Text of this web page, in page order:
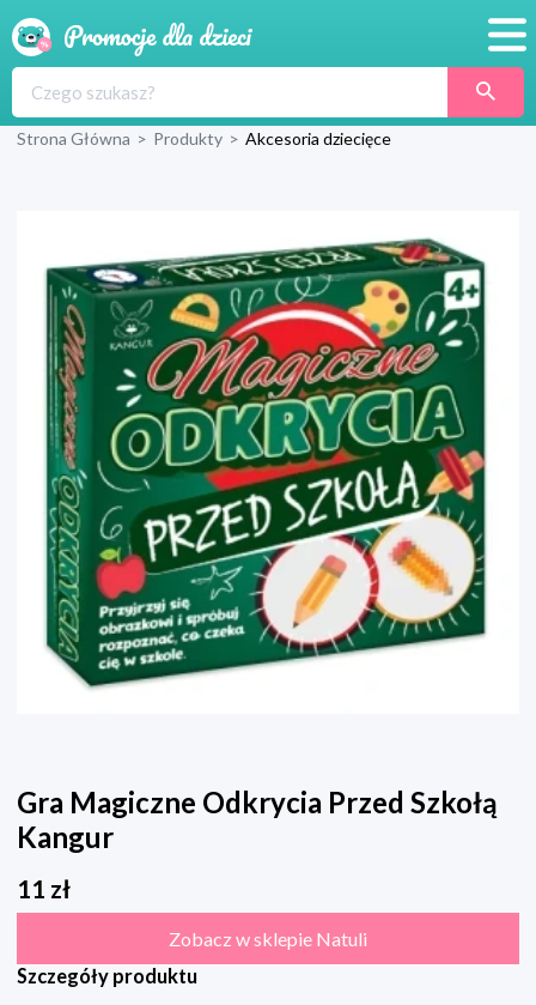
Produkty
Blog
Wyprawka
Strona Główna > Produkty > Akcesoria dziecięce
Gra Magiczne Odkrycia Przed Szkołą
Kangur
11 zł
Zobacz w sklepie Natuli
Szczegóły produktu